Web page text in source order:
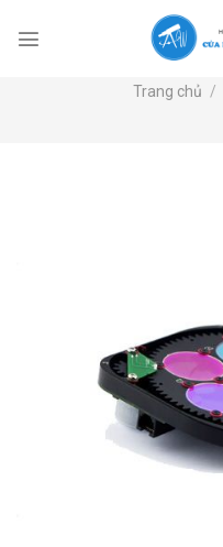
Trang chủ /